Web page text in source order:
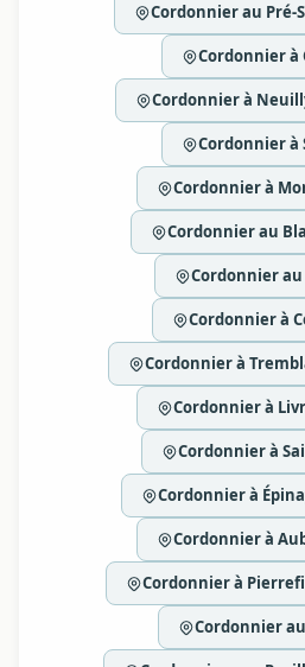
Cordonnier au Pré-
Cordonnier à
Cordonnier à
Cordonnier à
Cordonnier à
Cordonnier au
Cordonnier au
Cordonnier à
Cordonnier à
Cordonnier à
Cordonnier à
Cordonnier à
Cordonnier à
Cordonnier à
Cordonnier